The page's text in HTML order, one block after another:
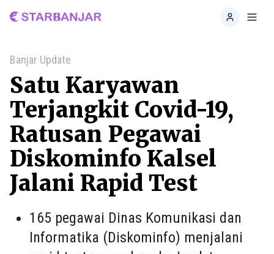
Home
Banjar Update
Satu Karyawan
Terjangkit Covid-19,
Ratusan Pegawai
Diskominfo Kalsel
Jalani Rapid Test
165 pegawai Dinas Komunikasi dan
Informatika (Diskominfo) menjalani